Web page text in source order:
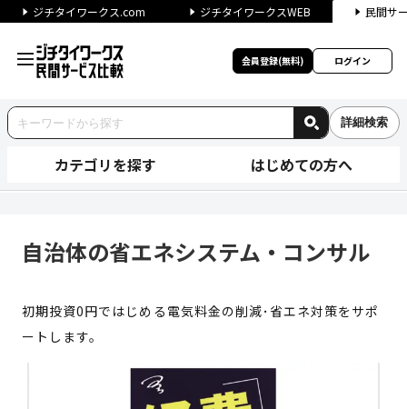
ジチタイワークス.com ジチタイワークスWEB 民間サ
会員登録(無料) ログイン
詳細検索
カテゴリを探す はじめての方へ
自治体の省エネシステム・コンサル
初期投資0円ではじめる電気料金の削減･省エネ対策をサポ
ートします。